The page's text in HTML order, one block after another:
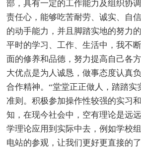
部，具有一定的工作能力及组织协
责任心，能够吃苦耐劳、诚实、自
的动手能力，并且脚踏实地的努力
平时的学习、工作、生活中，我不
面的修养和品德，努力提高自己各
大优点是为人诚恳，做事态度认真
合作精神。“堂堂正正做人，踏踏实
准则。积极参加操作性较强的实习
知，在现今社会中，空有理论是远
学理论应用到实际中去，例如学校
电站的参观，让我们更好更直接的